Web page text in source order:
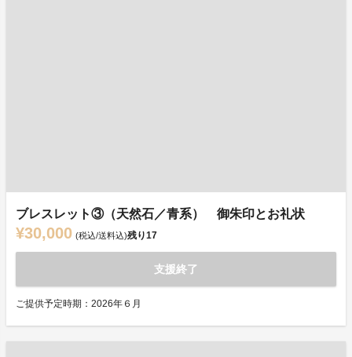
ブレスレット③（天然石／青系） 御朱印とお礼状
¥30,000 (税込/送料込)残り17
支援終了
ご提供予定時期：2026年６月